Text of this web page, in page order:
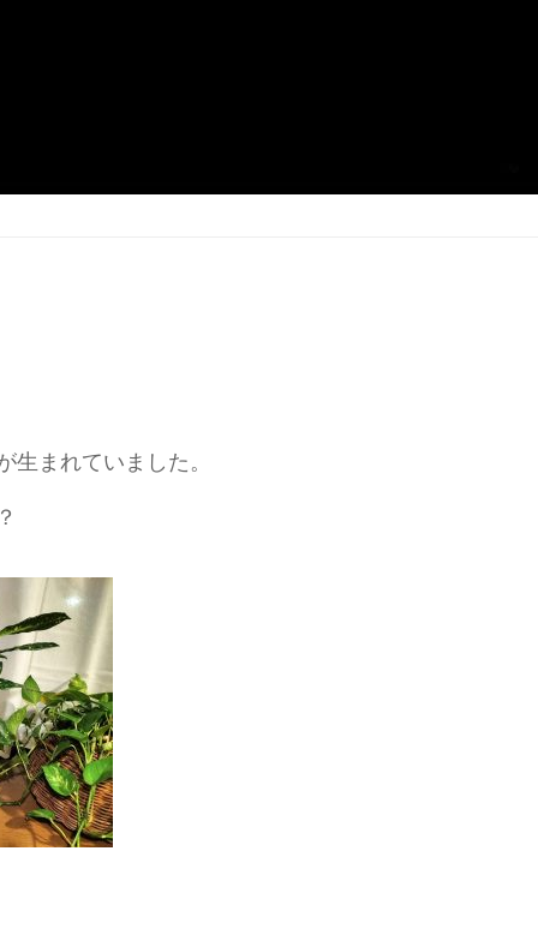
まれていました。